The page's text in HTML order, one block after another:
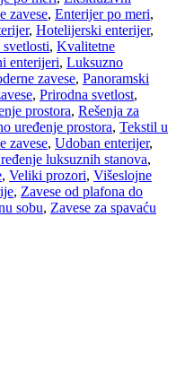
zavese, Enterijer po meri,
, Hotelijerski enterijer,
, Kvalitetne
enterijeri, Luksuzno
zavese, Panoramski
, Prirodna svetlost,
prostora, Rešenja za
uređenje prostora, Tekstil u
zavese, Udoban enterijer,
luksuznih stanova,
, Veliki prozori, Višeslojne
, Zavese od plafona do
sobu, Zavese za spavaću